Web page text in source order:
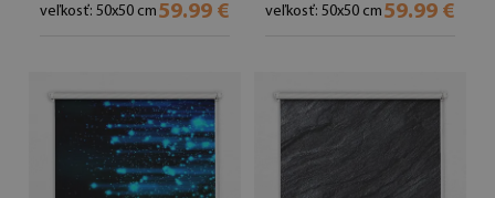
veľkosť: 50x50 cm 59.99 € veľkosť: 50x50 cm 59.99 €